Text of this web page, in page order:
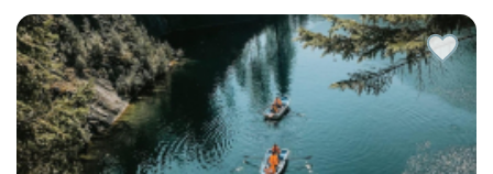
Автобусный тур в горный парк Рускеала из Санкт-
Петербурга, переезд на большом
комфортабельном автобусе прямиком до парка!